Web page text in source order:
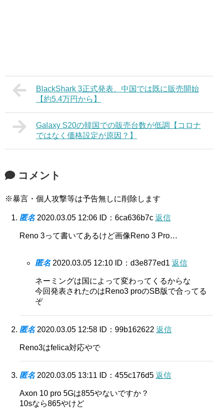
BlackShark 3正式発表、中国では既に販売開始
【約5.4万円から】
Galaxy S20の韓国での販売台数が低調【コロナ
ではなく価格設定が原因？】
コメント
※暴言・個人攻撃等は予告無しに削除します
匿名 2020.03.05 12:06 ID：6ca636b7c 返信
Reno 3って書いてあるけど画像Reno 3 Pro…
匿名 2020.03.05 12:10 ID：d3e877ed1 返信
ネーミングは国によって変わってくるからな
今回発表されたのはReno3 proのSB版で合ってる
ぞ
匿名 2020.03.05 12:58 ID：99b162622 返信
Reno3はfelica対応やで
匿名 2020.03.05 13:11 ID：455c176d5 返信
Axon 10 pro 5Gは855やないですか？
10sなら865やけど